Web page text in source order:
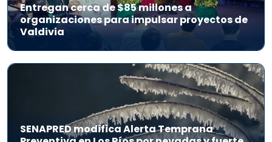
Entregan cerca de $85 millones a
organizaciones para impulsar proyectos de
Valdivia
SENAPRED modifica Alerta Temprana